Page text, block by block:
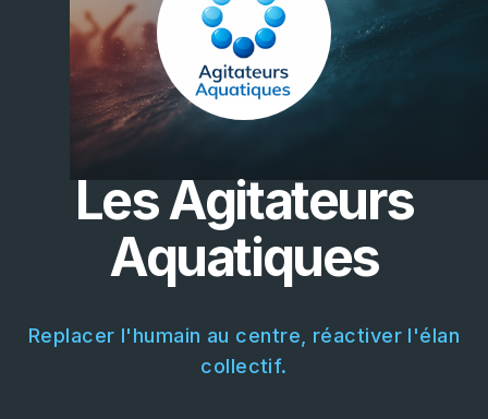
Les Agitateurs
Aquatiques
Replacer l'humain au centre, réactiver l'élan
collectif.